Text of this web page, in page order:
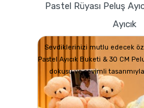
Pastel Rüyası Peluş
Ayıcık
Sevdiklerinizi mutlu edecek
Pastel Ayıcık Buketi & 30 CM
dokusu ve sevimli